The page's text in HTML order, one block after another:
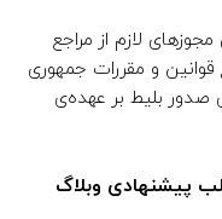
لازم از مراجع
و مقررات جمهوری
بلیط بر عهده‌ی
پیشنهادی وبلاگ